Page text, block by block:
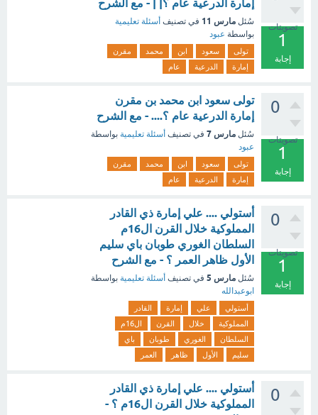
تصويتات
1
إجابة
إمارة الدرعية عام ؟| | - مع الشرح
سُئل مارس 11 في تصنيف أسئلة تعليمية
بواسطة عبود
تولى سعود ابن محمد
مقرن
إمارة
الدرعية عام
0
تصويتات
1
إجابة
تولى سعود ابن محمد بن مقرن
إمارة الدرعية عام ؟.... - مع الشرح
سُئل مارس 7 في تصنيف أسئلة تعليمية بواسطة
عبود
تولى سعود ابن محمد
مقرن
إمارة
الدرعية عام
0
تصويتات
1
إجابة
أستولي .... علي إمارة ذي القادر
المملوكية خلال القرن ال16م
السلطان الغوري طوبان باي سليم
الأول ظاهر العمر ؟ - مع الشرح
سُئل مارس 5 في تصنيف أسئلة تعليمية بواسطة
ابوعبدالله
أستولي علي إمارة
القادر
المملوكية
خلال القرن
ال16م
السلطان
الغوري طوبان
باي
سليم
الأول ظاهر العمر
0
أستولي .... علي إمارة ذي القادر
المملوكية خلال القرن ال16م ؟ -